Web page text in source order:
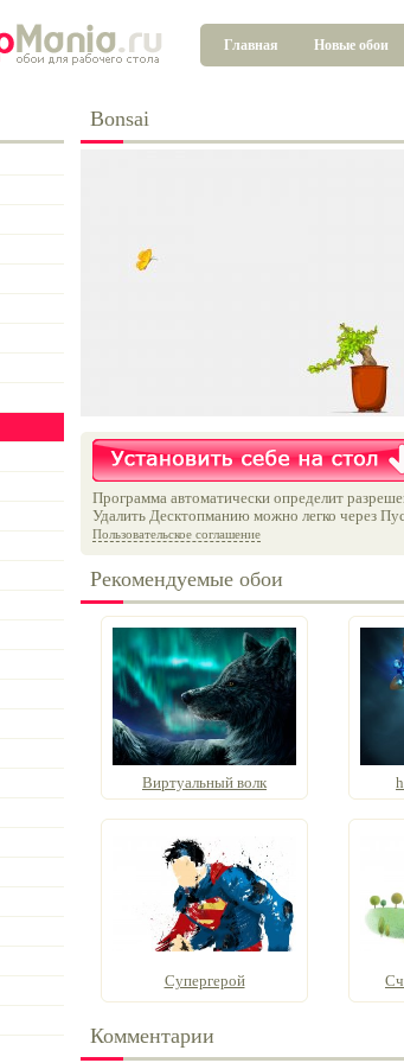
Главная Новые обои
Bonsai
Программа автоматически определит
Удалить Десктопманию можно легко через
Пользовательское соглашение
Рекомендуемые обои
Виртуальный волк
Супергерой
Комментарии